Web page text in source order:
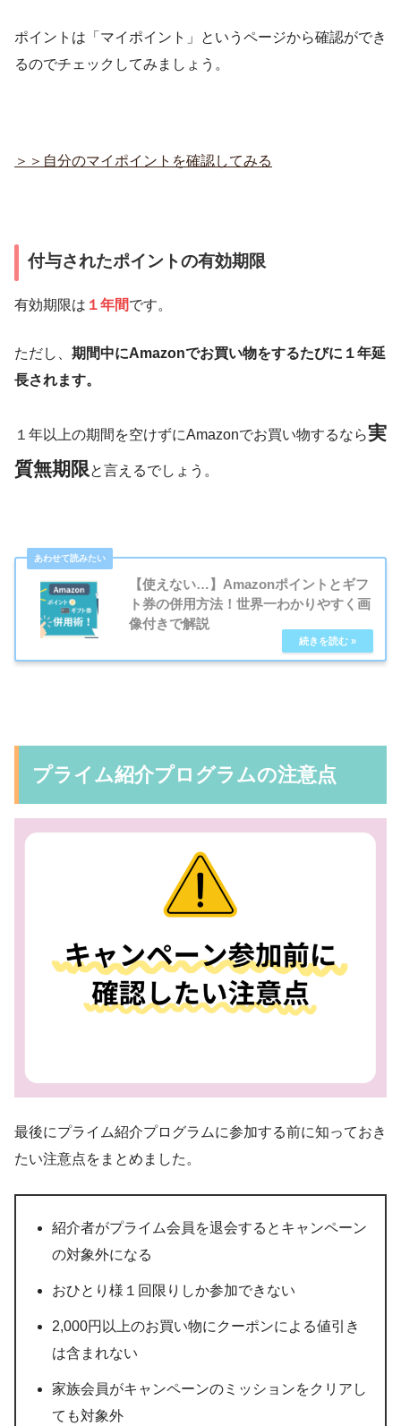
ポイントは「マイポイント」というページから確認ができ
るのでチェックしてみましょう。
＞＞自分のマイポイントを確認してみる
付与されたポイントの有効期限
有効期限は １年間です。
ただし、 期間中にAmazonでお買い物をするたびに１年延
長されます。
１年以上の期間を空けずにAmazonでお買い物するなら実
質無期限と言えるでしょう。
【使えない…】Amazonポイントとギフ
ト券の併用方法！世界一わかりやすく画
像付きで解説
プライム紹介プログラムの注意点
最後にプライム紹介プログラムに参加する前に知っておき
たい注意点をまとめました。
紹介者がプライム会員を退会するとキャンペーン
の対象外になる
おひとり様１回限りしか参加できない
2,000円以上のお買い物にクーポンによる値引き
は含まれない
家族会員がキャンペーンのミッションをクリアし
ても対象外